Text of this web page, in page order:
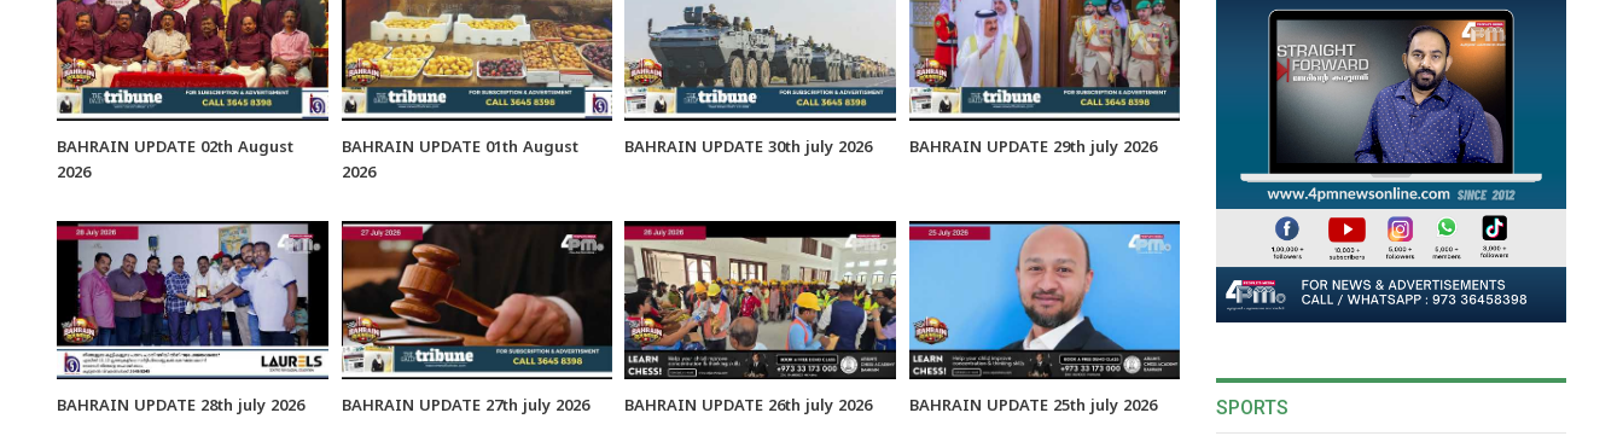
BAHRAIN UPDATE 02th August
2026
BAHRAIN UPDATE 01th August
2026
BAHRAIN UPDATE 30th july 2026 BAHRAIN UPDATE 29th july 2026
BAHRAIN UPDATE 28th july 2026 BAHRAIN UPDATE 27th july 2026 BAHRAIN UPDATE 26th july 2026 BAHRAIN UPDATE 25th july 2026 SPORTS